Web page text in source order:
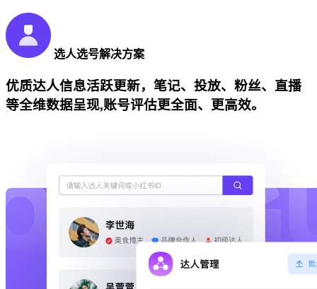
选人选号解决方案
优质达人信息活跃更新，笔记、投放、粉丝、直播
等全维数据呈现,账号评估更全面、更高效。